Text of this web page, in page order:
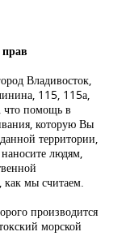
Владивосток,
115, 115а,
что помощь в
которую Вы
территории,
людям,
как мы считаем.
производится
морской